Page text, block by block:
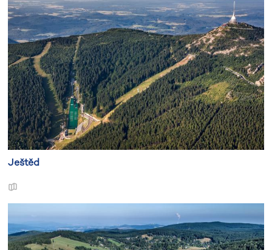
Teploty maximální denní:
19 až 23 °C
Vítr:
Většinou slabý severní až severovýchodní vítr
1 až 4 m/s.
Vydal/a: Polina Matyunina
Ještěd